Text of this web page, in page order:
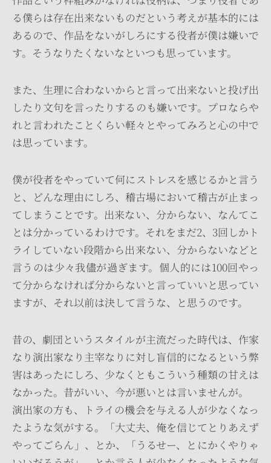
る僕らは存在出来ないものだという考えが基本的には
あるので、作品をないがしろにする役者が僕は嫌いで
す。そうなりたくないなといつも思っています。
また、生理に合わないからと言って出来ないと投げ出
したり文句を言ったりするのも嫌いです。プロならや
れと言われたことくらい軽々とやってみろと心の中で
は思っています。
僕が役者をやっていて何にストレスを感じるかと言う
と、どんな理由にしろ、稽古場において稽古が止まっ
てしまうことです。出来ない、分からない、なんてこ
とは分かっているわけです。それをまだ2、3回しかト
ライしていない段階から出来ない、分からないなどと
言うのは少々我儘が過ぎます。個人的には100回やっ
て分からなければ分からないと言っていいと思ってい
ますが、それ以前は決して言うな、と思うのです。
昔の、劇団というスタイルが主流だった時代は、作家
なり演出家なり主宰なりに対し盲信的になるという弊
害はあったにしろ、少なくともこういう種類の甘えは
なかった。昔がいい、今が悪いとは言いませんが。
演出家の方も、トライの機会を与える人が少なくなっ
たような気がする。「大丈夫、俺を信じてとりあえず
やってごらん」、とか、「うるせー、とにかくやりゃ